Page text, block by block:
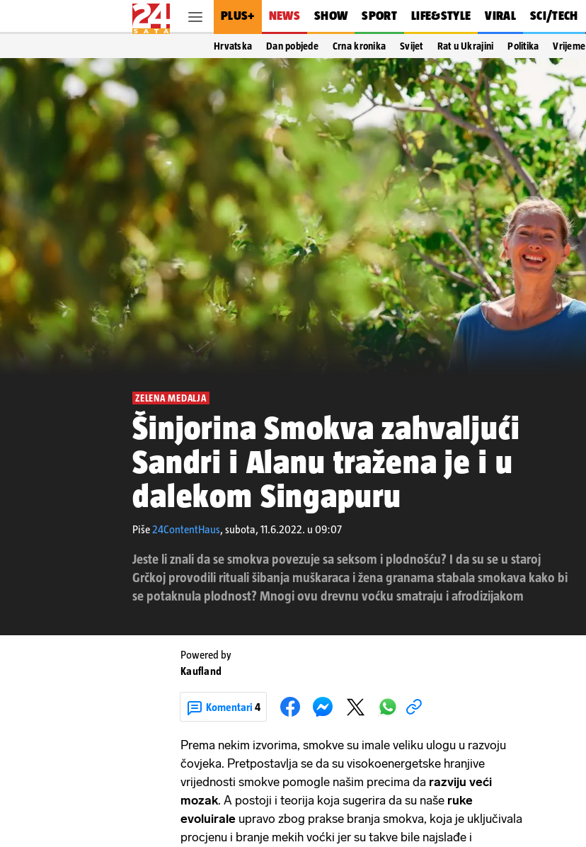
PLUS+ NEWS SHOW SPORT LIFE&STYLE VIRAL SCI/TECH
Hrvatska Dan pobjede Crna kronika Svijet Rat u Ukrajini Politika Vrijeme
ZELENA MEDALJA
Šinjorina Smokva zahvaljući
Sandri i Alanu tražena je i u
dalekom Singapuru
Piše24ContentHaus,subota, 11.6.2022. u 09:07
Jeste li znali da se smokva povezuje sa seksom i plodnošću? I da su se u staroj
Grčkoj provodili rituali šibanja muškaraca i žena granama stabala smokava kako bi
se potaknula plodnost? Mnogi ovu drevnu voćku smatraju i afrodizijakom
Powered by
Kaufland
Komentari 4
Prema nekim izvorima, smokve su imale veliku ulogu u razvoju
čovjeka. Pretpostavlja se da su visokoenergetske hranjive
vrijednosti smokve pomogle našim precima da razviju veći
mozak. A postoji i teorija koja sugerira da su naše ruke
evoluirale upravo zbog prakse branja smokva, koja je uključivala
procjenu i branje mekih voćki jer su takve bile najslađe i